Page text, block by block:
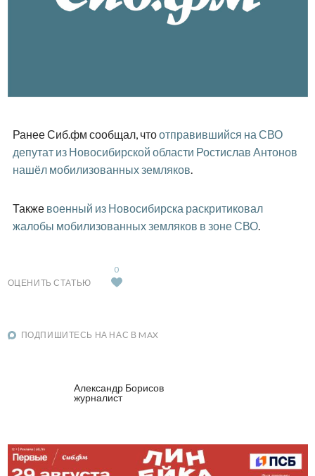
Ранее Сиб.фм сообщал, чтоотправившийся на СВО
депутат из Новосибирской области Ростислав Антонов
нашёл мобилизованных земляков.
Также военный из Новосибирска раскритиковал
жалобы мобилизованных земляков в зоне СВО.
ОЦЕНИТЬ СТАТЬЮ
0
ПОДПИШИТЕСЬ НА НАС В MAX
Александр Борисов
журналист